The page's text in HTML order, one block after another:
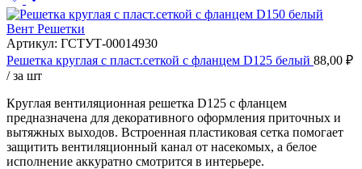
Вент Решетки
Артикул: ГСТУТ-00014930
Решетка круглая с пласт.сеткой с фланцем D125 белый 88,00 ₽
/ за шт
Круглая вентиляционная решетка D125 с фланцем
предназначена для декоративного оформления приточных и
вытяжных выходов. Встроенная пластиковая сетка помогает
защитить вентиляционный канал от насекомых, а белое
исполнение аккуратно смотрится в интерьере.